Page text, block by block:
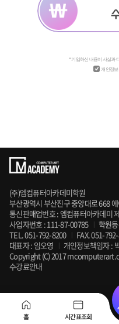
* 기입하신 내용이 사실과
개인정보
홈 시간표조회
(주)엠컴퓨터아카데미학원
부산광역시 부산진구 중앙대로 668
통신판매업번호 : 엠컴퓨터아카데미
사업자번호 : 111-87-00785
학원
TEL.051-792-8200 | FAX. 051-
대표자 : 임오영
개인정보책임자 :
Copyright (C) 2017
수강료안내